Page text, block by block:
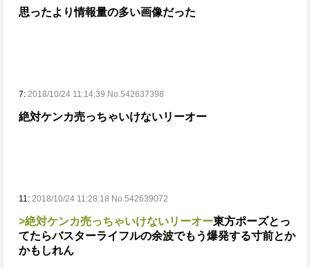
思ったより情報量の多い画像だった
7: 2018/10/24 11:14:39 No.542637398
絶対ケンカ売っちゃいけないリーオー
11: 2018/10/24 11:28:18 No.542639072
>絶対ケンカ売っちゃいけないリーオー東方ポーズとっ
てたらバスターライフルの余波でもう爆発する寸前とか
かもしれん